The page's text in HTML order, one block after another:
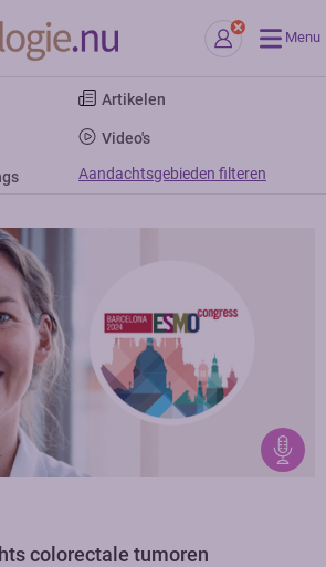
Menu
Artikelen
Video's
Aandachtsgebieden filteren
colorectale tumoren